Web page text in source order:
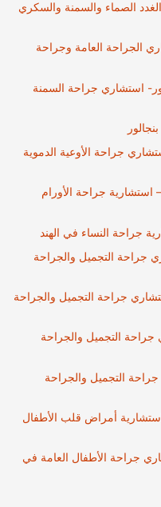
الصماء والسمنة والسكري
الجراحة العامة وجراحة
استشاري جراحة السمنة
جراحة الأوعية الدموية
استشارية جراحة الأورام
جراحة النساء في الهند
جراحة التجميل والجراحة
جراحة التجميل والجراحة
التجميل والجراحة
التجميل والجراحة
أمراض قلب الأطفال
جراحة الأطفال العامة في